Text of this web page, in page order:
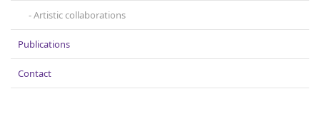
Artistic collaborations
Publications
Contact